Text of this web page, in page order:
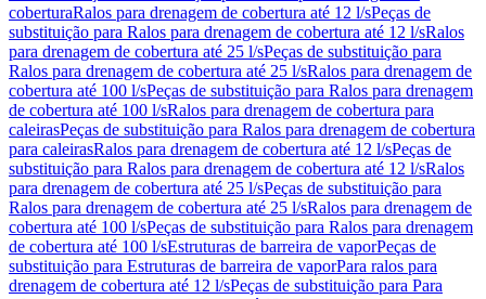
coberturaRalos para drenagem de cobertura até 12 l/sPeças de
substituição para Ralos para drenagem de cobertura até 12 l/sRalos
para drenagem de cobertura até 25 l/sPeças de substituição para
Ralos para drenagem de cobertura até 25 l/sRalos para drenagem de
cobertura até 100 l/sPeças de substituição para Ralos para drenagem
de cobertura até 100 l/sRalos para drenagem de cobertura para
caleirasPeças de substituição para Ralos para drenagem de cobertura
para caleirasRalos para drenagem de cobertura até 12 l/sPeças de
substituição para Ralos para drenagem de cobertura até 12 l/sRalos
para drenagem de cobertura até 25 l/sPeças de substituição para
Ralos para drenagem de cobertura até 25 l/sRalos para drenagem de
cobertura até 100 l/sPeças de substituição para Ralos para drenagem
de cobertura até 100 l/sEstruturas de barreira de vaporPeças de
substituição para Estruturas de barreira de vaporPara ralos para
drenagem de cobertura até 12 l/sPeças de substituição para Para